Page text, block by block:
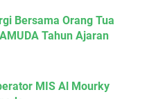
Bersama Orang Tua
Tahun Ajaran
MIS Al Mourky